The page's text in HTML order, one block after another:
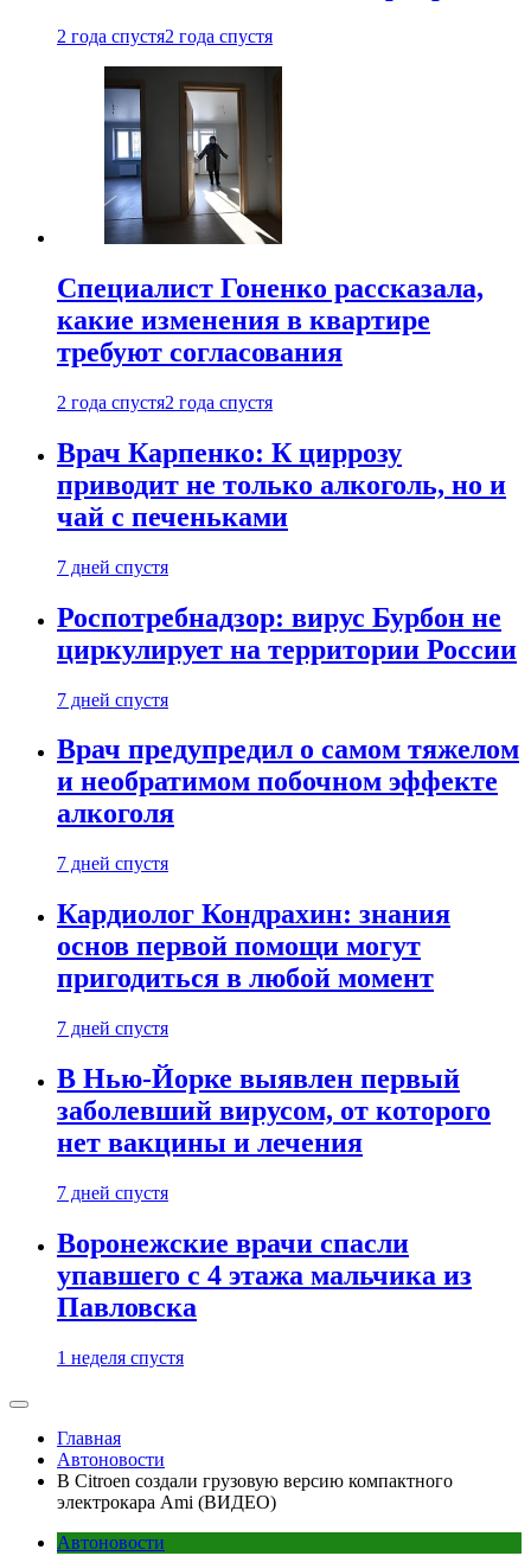
2 года спустя2 года спустя
Специалист Гоненко рассказала,
какие изменения в квартире
требуют согласования
2 года спустя2 года спустя
Врач Карпенко: К циррозу
приводит не только алкоголь, но и
чай с печеньками
7 дней спустя
Роспотребнадзор: вирус Бурбон не
циркулирует на территории России
7 дней спустя
Врач предупредил о самом тяжелом
и необратимом побочном эффекте
алкоголя
7 дней спустя
Кардиолог Кондрахин: знания
основ первой помощи могут
пригодиться в любой момент
7 дней спустя
В Нью-Йорке выявлен первый
заболевший вирусом, от которого
нет вакцины и лечения
7 дней спустя
Воронежские врачи спасли
упавшего с 4 этажа мальчика из
Павловска
1 неделя спустя
Главная
Автоновости
В Citroen создали грузовую версию компактного
электрокара Ami (ВИДЕО)
Автоновости